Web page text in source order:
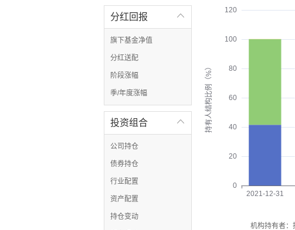

分红回报
旗下基金净值
分红送配
阶段涨幅
季/年度涨幅

投资组合
公司持仓
债券持仓
行业配置
资产配置
持仓变动
持有人结构比例（%）
0
20
40
60
80
100
120
2021-12-31
机构持有者：